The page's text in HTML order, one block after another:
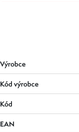
Výrobce
Kód výrobce
Kód
EAN